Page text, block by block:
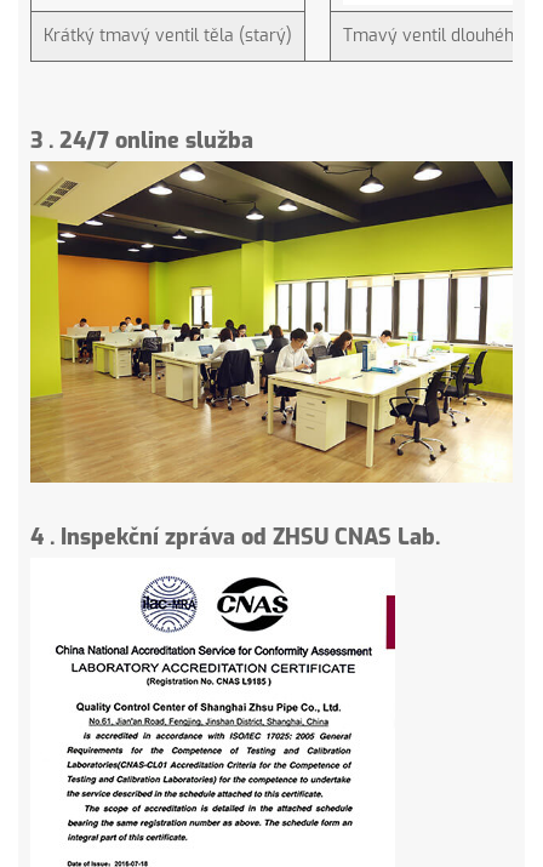
Krátký tmavý ventil těla (starý) Tmavý ventil dlouhého
3 . 24/7 online služba
4 . Inspekční zpráva od ZHSU CNAS Lab.